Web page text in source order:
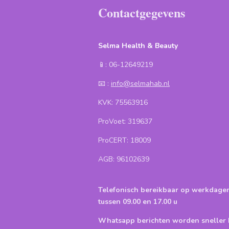
Contactgegevens
Selma Health & Beauty
📱: 06-12649219
📧 : info@selmahab.nl
KVK: 75563916
ProVoet: 319637
ProCERT: 18009
AGB: 96102639
Telefonisch bereikbaar op
tussen 09.00 en 17.00 u
Whatsapp berichten worden sneller